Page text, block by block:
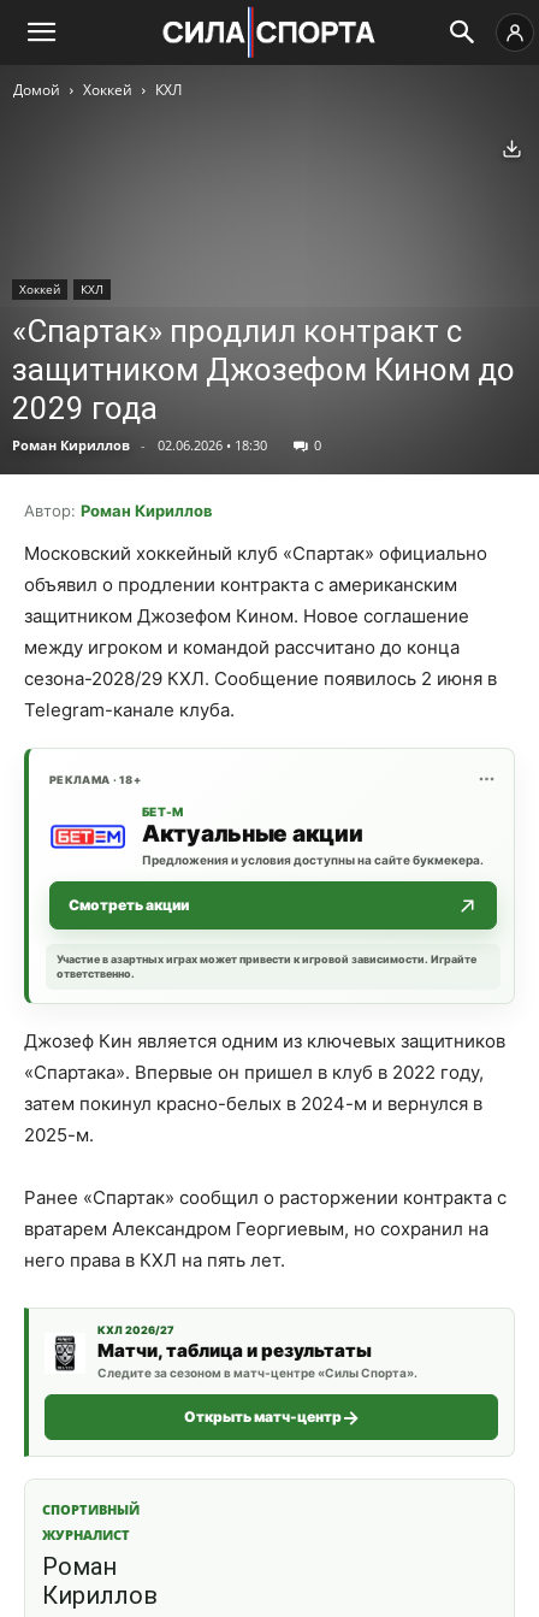
Домой Хоккей КХЛ
Хоккей КХЛ
«Спартак» продлил контракт с
защитником Джозефом Кином до
2029 года
Роман Кириллов - 02.06.2026 • 18:30 0
Автор: Роман Кириллов
Московский хоккейный клуб «Спартак» официально
объявил о продлении контракта с американским
защитником Джозефом Кином. Новое соглашение
между игроком и командой рассчитано до конца
сезона-2028/29 КХЛ. Сообщение появилось 2 июня в
Telegram-канале клуба.
РЕКЛАМА · 18+
БЕТ-М
Актуальные акции
Предложения и условия доступны на сайте букмекера.
Смотреть акции
Участие в азартных играх может привести к игровой зависимости. Играйте
ответственно.
Джозеф Кин является одним из ключевых защитников
«Спартака». Впервые он пришел в клуб в 2022 году,
затем покинул красно-белых в 2024-м и вернулся в
2025-м.
Ранее «Спартак» сообщил о расторжении контракта с
вратарем Александром Георгиевым, но сохранил на
него права в КХЛ на пять лет.
КХЛ 2026/27
Матчи, таблица и результаты
Следите за сезоном в матч-центре «Силы Спорта».
Открыть матч-центр
СПОРТИВНЫЙ
ЖУРНАЛИСТ
Роман
Кириллов